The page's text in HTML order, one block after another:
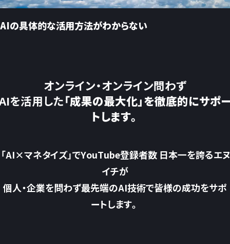
AIの具体的な活用方法がわからない
オンライン・オンライン問わず
を活用した「成果の最大化」を徹底的にサポ
トします。
「AI×マネタイズ」でYouTube登録者数 日本一を誇るエヌ
イチが
個人・企業を問わず最先端のAI技術で皆様の成功をサポ
ートします。